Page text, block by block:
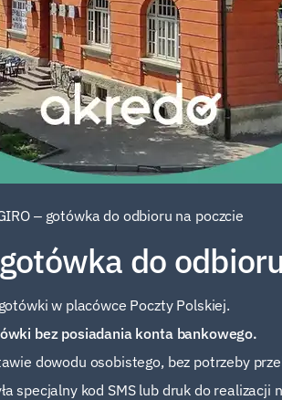
– gotówka do odbioru na poczcie
do
w placówce Poczty Polskiej.
bez posiadania konta bankowego.
dowodu osobistego, bez potrzeby
specjalny kod SMS lub druk do realizacji